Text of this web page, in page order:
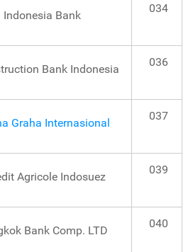
Indonesia Bank
034
Bank Indonesia
036
Graha Internasional
037
Agricole Indosuez
039
Bank Comp. LTD
040